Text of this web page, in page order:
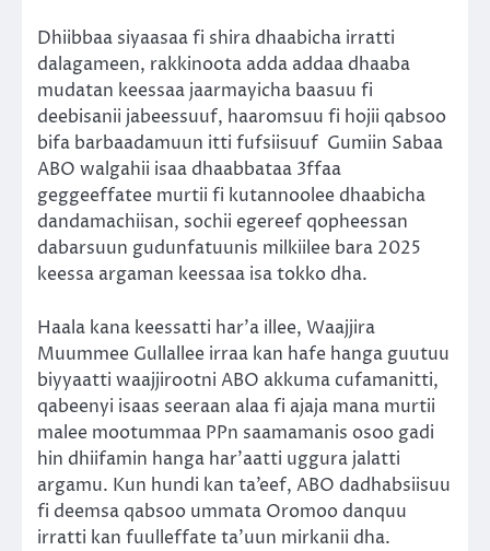
Dhiibbaa siyaasaa fi shira dhaabicha irratti
dalagameen, rakkinoota adda addaa dhaaba
mudatan keessaa jaarmayicha baasuu fi
deebisanii jabeessuuf, haaromsuu fi hojii qabsoo
bifa barbaadamuun itti fufsiisuuf Gumiin Sabaa
ABO walgahii isaa dhaabbataa 3ffaa
geggeeffatee murtii fi kutannoolee dhaabicha
dandamachiisan, sochii egereef qopheessan
dabarsuun gudunfatuunis milkiilee bara 2025
keessa argaman keessaa isa tokko dha.
Haala kana keessatti har’a illee, Waajjira
Muummee Gullallee irraa kan hafe hanga guutuu
biyyaatti waajjirootni ABO akkuma cufamanitti,
qabeenyi isaas seeraan alaa fi ajaja mana murtii
malee mootummaa PPn saamamanis osoo gadi
hin dhiifamin hanga har’aatti uggura jalatti
argamu. Kun hundi kan ta’eef, ABO dadhabsiisuu
fi deemsa qabsoo ummata Oromoo danquu
irratti kan fuulleffate ta’uun mirkanii dha.